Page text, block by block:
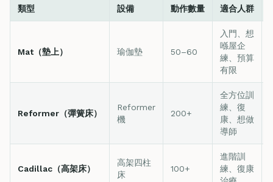
類型 設備 動作數量 適合人群
Mat（墊上） 瑜伽墊 50–60
入門、想
喺屋企
練、預算
有限
Reformer（彈簧床）
Reformer
機
200+
全方位訓
練、復
康、想做
導師
Cadillac（高架床）
高架四柱
床
100+
進階訓
練、復康